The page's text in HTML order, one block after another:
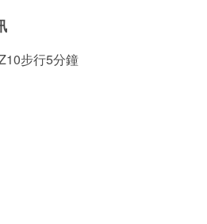
步行5分鐘